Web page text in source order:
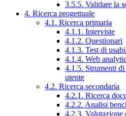
3.5.5. Validare la
4. Ricerca progettuale
4.1. Ricerca primaria
4.1.1. Interviste
4.1.2. Questionari
4.1.3. Test di
4.1.4. Web
4.1.5. Strumenti di
utente
4.2. Ricerca secondaria
4.2.1. Ricerca
4.2.2. Analisi
4.2.3. Valutazione